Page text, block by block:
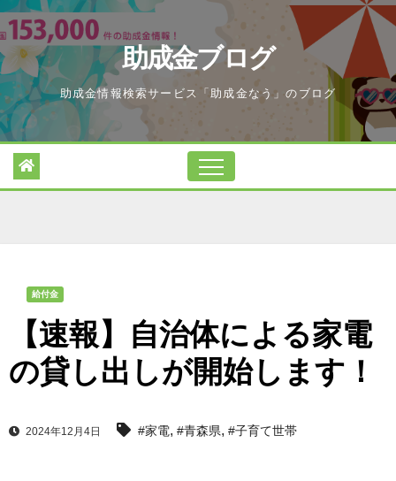
Skip
to
content
助成金ブログ
助成金情報検索サービス「助成金なう」のブログ
給付金
【速報】自治体による家電
の貸し出しが開始します！
2024年12月4日 #家電, #青森県, #子育て世帯